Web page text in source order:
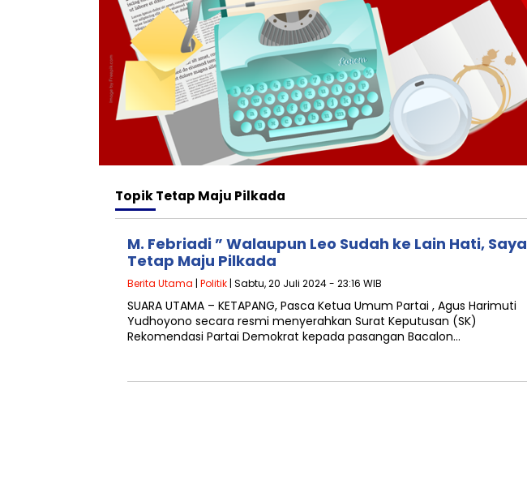
TopikTetap Maju Pilkada
M. Febriadi ” Walaupun Leo Sudah ke Lain Hati, Saya
Tetap Maju Pilkada
Berita Utama | Politik | Sabtu, 20 Juli 2024 - 23:16 WIB
SUARA UTAMA – KETAPANG, Pasca Ketua Umum Partai , Agus Harimuti
Yudhoyono secara resmi menyerahkan Surat Keputusan (SK)
Rekomendasi Partai Demokrat kepada pasangan Bacalon…